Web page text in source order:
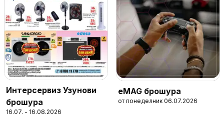
Интерсервиз Узунови
брошура
16.07. - 16.08.2026
eMAG брошура
от понеделник 06.07.2026